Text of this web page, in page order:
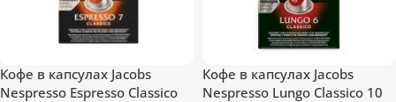
Кофе в капсулах Jacobs
Nespresso Espresso Classico
Кофе в капсулах Jacobs
Nespresso Lungo Classico 10